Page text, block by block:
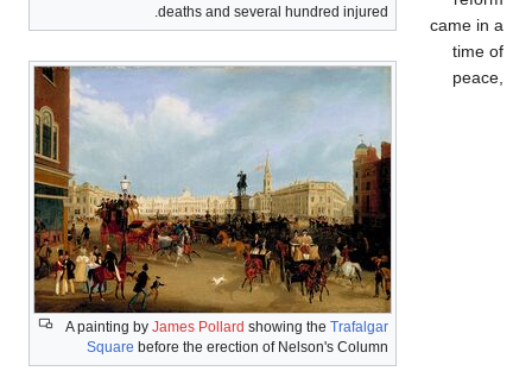
deaths and several hundred injured.
A painting by James Pollard showing the Trafalgar
Square before the erection of Nelson's Column
came in a
time of
peace,